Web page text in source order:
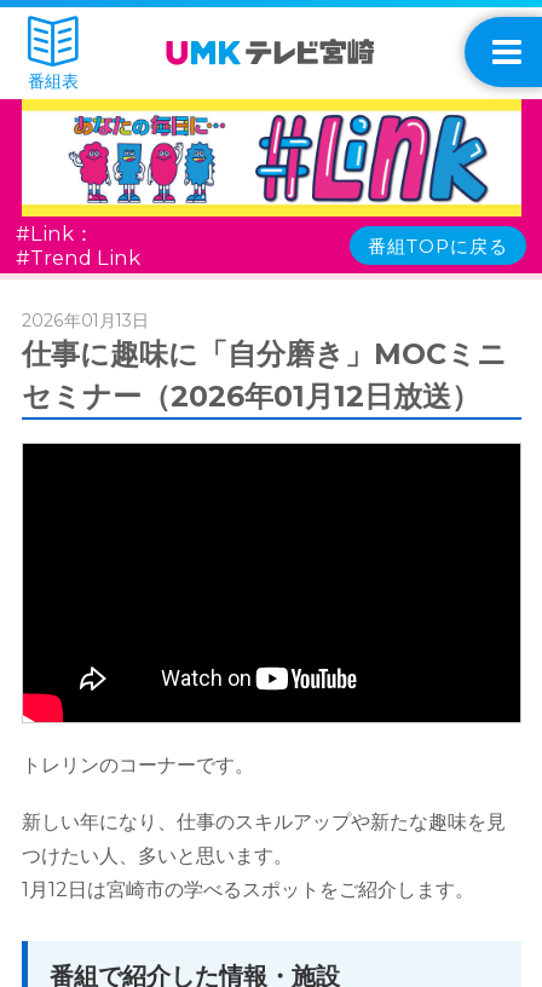
番組表
#Link：
#Trend Link
番組TOPに戻る
2026年01月13日
仕事に趣味に「自分磨き」MOCミニ
セミナー（2026年01月12日放送）
トレリンのコーナーです。
新しい年になり、仕事のスキルアップや新たな趣味を見
つけたい人、多いと思います。
1月12日は宮崎市の学べるスポットをご紹介します。
番組で紹介した情報・施設